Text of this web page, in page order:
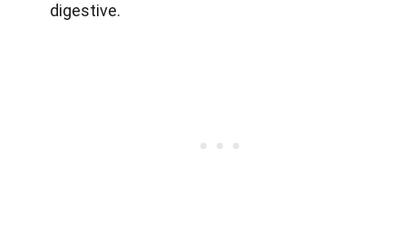
digestive.